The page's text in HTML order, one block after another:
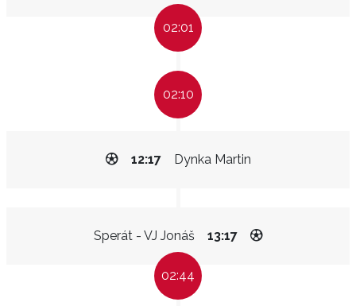
02:01
02:10
Dynka Martin
12:17
Sperát - VJ Jonáš 13:17
02:44